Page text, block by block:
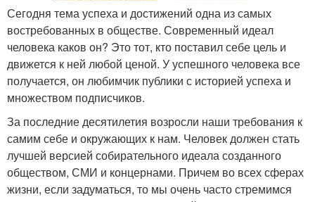
Сегодня тема успеха и достижений одна из самых
востребованных в обществе. Современный идеал
человека каков он? Это тот, кто поставил себе цель и
движется к ней любой ценой. У успешного человека все
получается, он любимчик публики с историей успеха и
множеством подписчиков.
За последние десятилетия возросли наши требования к
самим себе и окружающих к нам. Человек должен стать
лучшей версией собирательного идеала созданного
обществом, СМИ и концернами. Причем во всех сферах
жизни, если задуматься, то мы очень часто стремимся